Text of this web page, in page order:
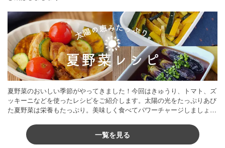
夏野菜のおいしい季節がやってきました！今回はきゅうり、トマト、ズ
ッキーニなどを使ったレシピをご紹介します。太陽の光をたっぷりあび
た夏野菜は栄養もたっぷり。美味しく食べてパワーチャージしましょう
一覧を見る